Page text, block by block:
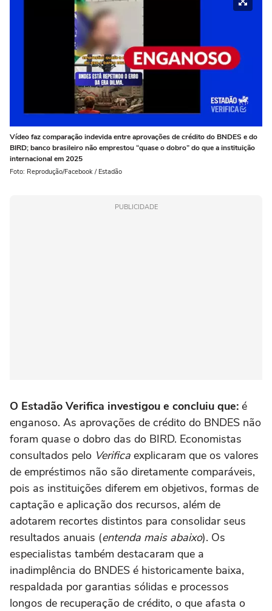
Vídeo faz comparação indevida entre aprovações de crédito do BNDES e do
BIRD; banco brasileiro não emprestou “quase o dobro” do que a instituição
internacional em 2025
Foto: Reprodução/Facebook / Estadão
PUBLICIDADE
O Estadão Verifica investigou e concluiu que: é
enganoso. As aprovações de crédito do BNDES não
foram quase o dobro das do BIRD. Economistas
consultados pelo Verifica explicaram que os valores
de empréstimos não são diretamente comparáveis,
pois as instituições diferem em objetivos, formas de
captação e aplicação dos recursos, além de
adotarem recortes distintos para consolidar seus
resultados anuais (entenda mais abaixo). Os
especialistas também destacaram que a
inadimplência do BNDES é historicamente baixa,
respaldada por garantias sólidas e processos
longos de recuperação de crédito, o que afasta o